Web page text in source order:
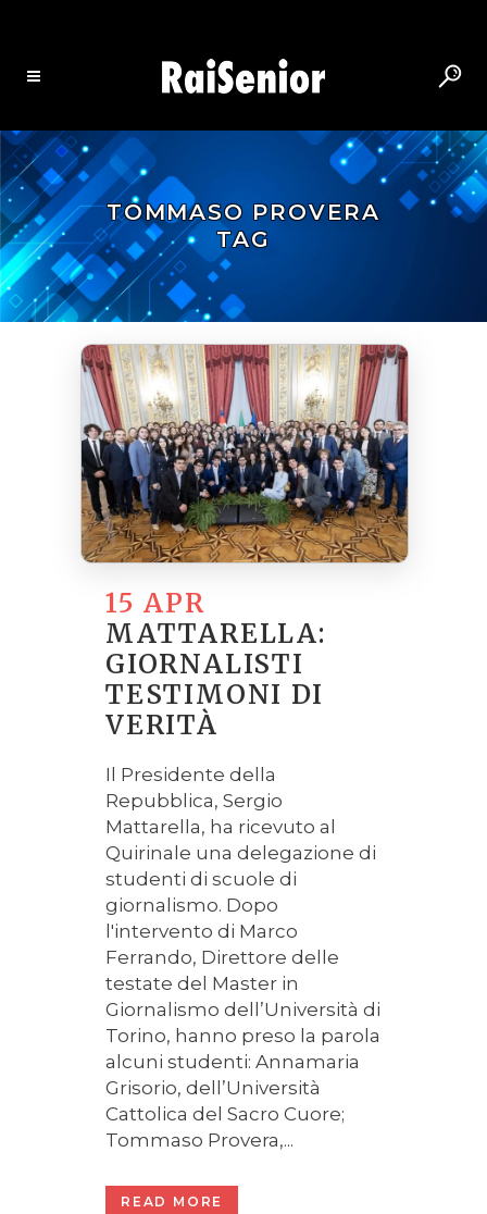
TOMMASO PROVERA
TAG
15 APR
MATTARELLA:
GIORNALISTI
TESTIMONI DI
VERITÀ
Il Presidente della
Repubblica, Sergio
Mattarella, ha ricevuto al
Quirinale una delegazione di
studenti di scuole di
giornalismo. Dopo
l'intervento di Marco
Ferrando, Direttore delle
testate del Master in
Giornalismo dell’Università di
Torino, hanno preso la parola
alcuni studenti: Annamaria
Grisorio, dell’Università
Cattolica del Sacro Cuore;
Tommaso Provera,...
READ MORE